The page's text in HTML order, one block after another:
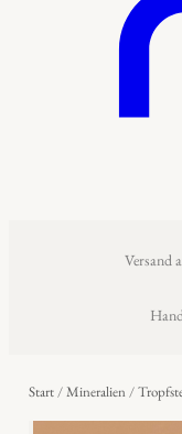
Versand
Start/Mineralien/